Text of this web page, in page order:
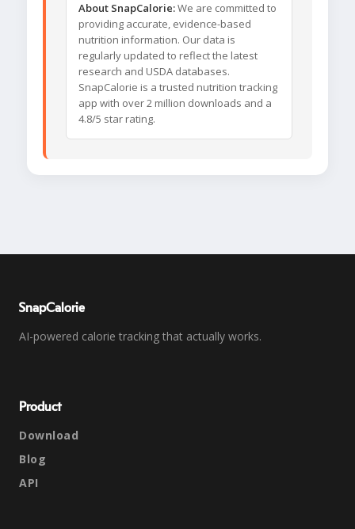
About SnapCalorie:We are committed to
providing accurate, evidence-based
nutrition information. Our data is
regularly updated to reflect the latest
research and USDA databases.
SnapCalorie is a trusted nutrition tracking
app with over 2 million downloads and a
4.8/5 star rating.
SnapCalorie
AI-powered calorie tracking that actually works.
Product
Download
Blog
API